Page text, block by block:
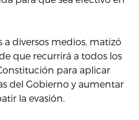
a diversos medios, matizó
que recurrirá a todos los
para aplicar
del Gobierno y aumentar
la evasión.